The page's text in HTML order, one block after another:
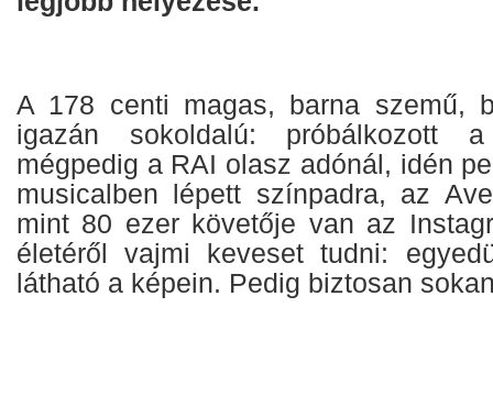
A 178 centi magas, barna szemű,
igazán sokoldalú: próbálkozott
mégpedig a RAI olasz adónál, idén
musicalben lépett színpadra, az
mint 80 ezer követője van az
életéről vajmi keveset tudni:
látható a képein. Pedig biztosan